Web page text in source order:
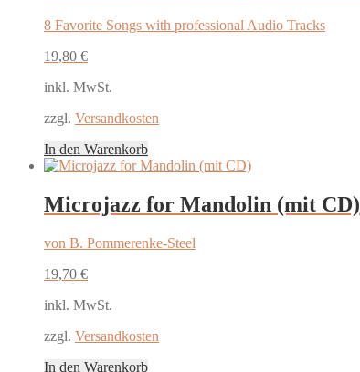
8 Favorite Songs with professional Audio Tracks
19,80 €
inkl. MwSt.
zzgl. Versandkosten
In den Warenkorb
Microjazz for Mandolin (mit CD)
von B. Pommerenke-Steel
19,70 €
inkl. MwSt.
zzgl. Versandkosten
In den Warenkorb